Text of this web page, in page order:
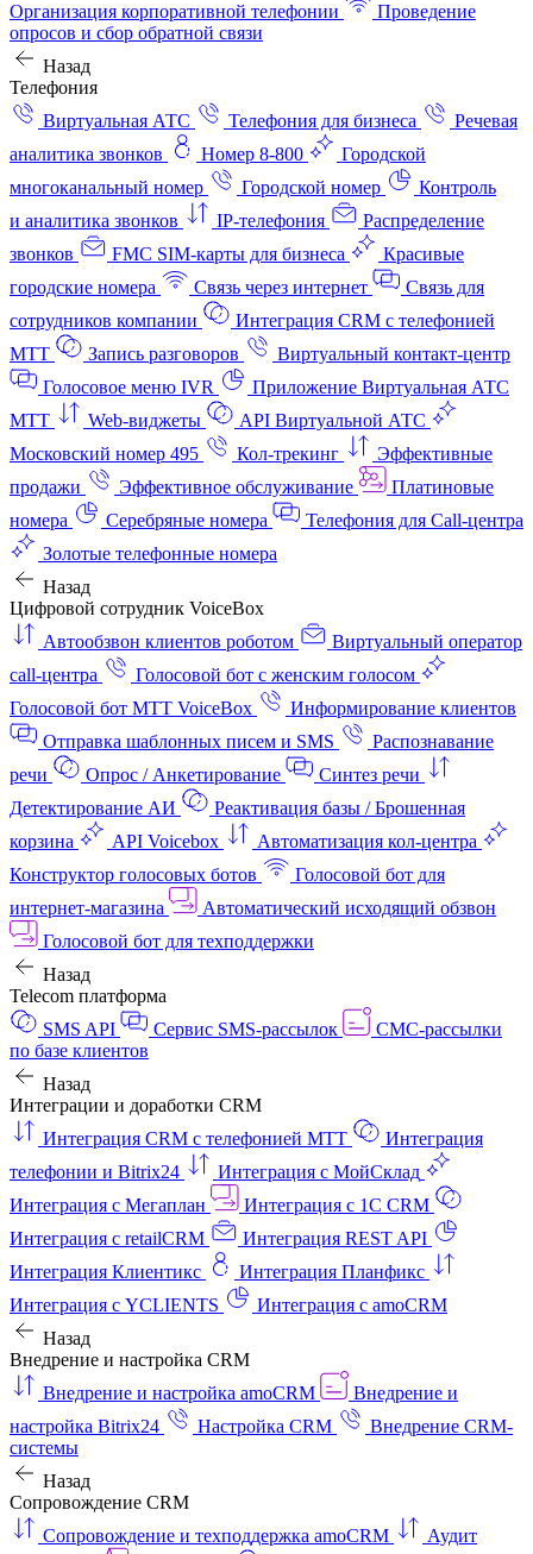
Организация корпоративной телефонии
Проведение
опросов и сбор обратной связи
Назад
Телефония
Виртуальная АТС
Телефония для бизнеса
Речевая
аналитика звонков
Номер 8-800
Городской
многоканальный номер
Городской номер
Контроль
и аналитика звонков
IP-телефония
Распределение
звонков
FMC SIM-карты для бизнеса
Красивые
городские номера
Связь через интернет
Связь для
сотрудников компании
Интеграция CRM с телефонией
МТТ
Запись разговоров
Виртуальный контакт‑центр
Голосовое меню IVR
Приложение Виртуальная АТС
МТТ
Web-виджеты
API Виртуальной АТС
Московский номер 495
Кол-трекинг
Эффективные
продажи
Эффективное обслуживание
Платиновые
номера
Серебряные номера
Телефония для Call-центра
Золотые телефонные номера
Назад
Цифровой сотрудник VoiceBox
Автообзвон клиентов роботом
Виртуальный оператор
call-центра
Голосовой бот с женским голосом
Голосовой бот МТТ VoiceBox
Информирование клиентов
Отправка шаблонных писем и SMS
Распознавание
речи
Опрос / Анкетирование
Синтез речи
Детектирование АИ
Реактивация базы / Брошенная
корзина
API Voicebox
Автоматизация кол‑центра
Конструктор голосовых ботов
Голосовой бот для
интернет‑магазина
Автоматический исходящий обзвон
Голосовой бот для техподдержки
Назад
Telecom платформа
SMS API
Сервис SMS-рассылок
СМС-рассылки
по базе клиентов
Назад
Интеграции и доработки CRM
Интеграция CRM с телефонией МТТ
Интеграция
телефонии и Bitrix24
Интеграция с МойСклад
Интеграция с Мегаплан
Интеграция с 1C CRM
Интеграция с retailCRM
Интеграция REST API
Интеграция Клиентикс
Интеграция Планфикс
Интеграция с YCLIENTS
Интеграция с amoCRM
Назад
Внедрение и настройка CRM
Внедрение и настройка amoCRM
Внедрение и
настройка Bitrix24
Настройка CRM
Внедрение CRM-
системы
Назад
Сопровождение CRM
Сопровождение и техподдержка amoCRM
Аудит